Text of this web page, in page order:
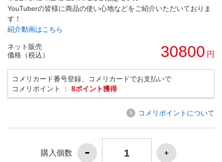
YouTuberの皆様に商品の使い心地などをご紹介いただいておりま
す！
紹介動画はこちら
ネット販売
価格（税込）
30800 円
コメリカード番号登録、コメリカードでお支払いで
コメリポイント ： 8ポイント獲得
コメリポイントについて
購入個数